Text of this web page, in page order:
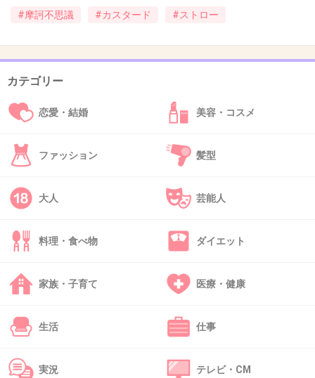
情報が古い。
+8 -4
46. 匿名 2013/06/28(金) 19:43:20
自分はかなりの高確率で服にたらす自信がある！
不二家、美味しいですよね？
庶民にはピッタリですよ（笑）
+12
#摩訶不思議 #カスタード #ストロー
カテゴリー
恋愛・結婚 美容・コスメ
ファッション 髪型
大人 芸能人
料理・食べ物 ダイエット
家族・子育て 医療・健康
生活 仕事
実況 テレビ・CM